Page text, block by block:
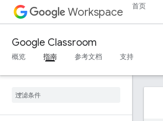
Workspace 首页
Google Classroom
概览 指南 参考文档 支持